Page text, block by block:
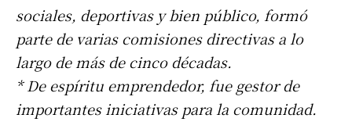
sociales, deportivas y bien público, formó
parte de varias comisiones directivas a lo
largo de más de cinco décadas.
* De espíritu emprendedor, fue gestor de
importantes iniciativas para la comunidad.